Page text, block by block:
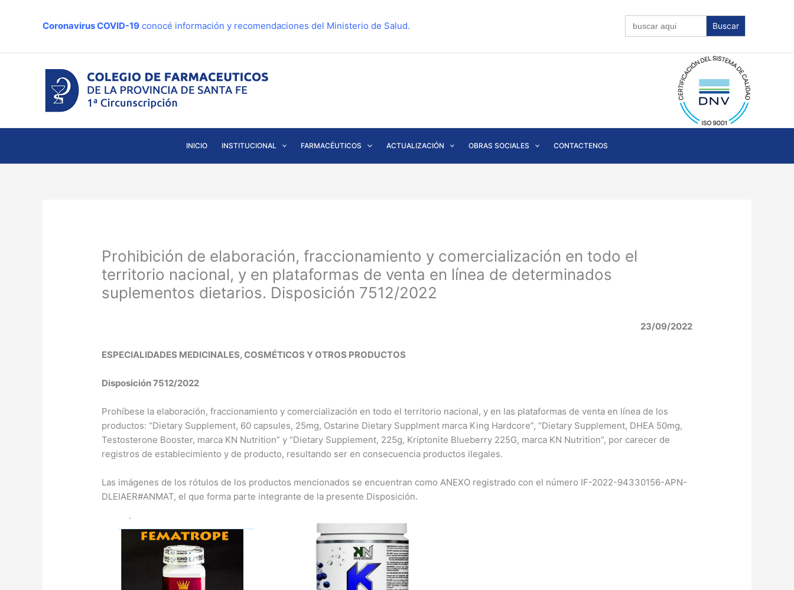
Coronavirus COVID-19 conocé información y recomendaciones del Ministerio de Salud.
Buscar:
INICIO INSTITUCIONAL FARMACÉUTICOS ACTUALIZACIÓN OBRAS SOCIALES CONTACTENOS
Prohibición de elaboración, fraccionamiento y comercialización en todo el
territorio nacional, y en plataformas de venta en línea de determinados
suplementos dietarios. Disposición 7512/2022
23/09/2022
ESPECIALIDADES MEDICINALES, COSMÉTICOS Y OTROS PRODUCTOS
Disposición 7512/2022
Prohíbese la elaboración, fraccionamiento y comercialización en todo el territorio nacional, y en las plataformas de venta en línea de los
productos: “Dietary Supplement, 60 capsules, 25mg, Ostarine Dietary Supplment marca King Hardcore”, “Dietary Supplement, DHEA 50mg,
Testosterone Booster, marca KN Nutrition” y “Dietary Supplement, 225g, Kriptonite Blueberry 225G, marca KN Nutrition”, por carecer de
registros de establecimiento y de producto, resultando ser en consecuencia productos ilegales.
Las imágenes de los rótulos de los productos mencionados se encuentran como ANEXO registrado con el número IF-2022-94330156-APN-
DLEIAER#ANMAT, el que forma parte integrante de la presente Disposición.